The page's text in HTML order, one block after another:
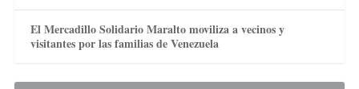
El Mercadillo Solidario Maralto moviliza a vecinos y
visitantes por las familias de Venezuela